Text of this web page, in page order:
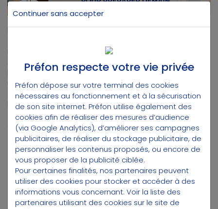
Dans cet épisode, Christian Carrega, Directeur
Préfon Retraite : son fonctionnement, ses garanties,
ses avantages fiscaux et la façon dont il répond aux
besoins spécifiques des agents publics, confrontés à
une baisse de revenus au moment de la retraite.
En moins de 20 minutes, il offre un éclairage clair et
concret pour mieux comprendre les atouts d’une
épargne dédiée, responsable et sécurisée.
Continuer sans accepter
Préfon respecte votre vie privée
Préfon dépose sur votre terminal des cookies
nécessaires au fonctionnement et à la sécurisation
de son site internet. Préfon utilise également des
cookies afin de réaliser des mesures d’audience
(via Google Analytics), d’améliorer ses campagnes
publicitaires, de réaliser du stockage publicitaire, de
personnaliser les contenus proposés, ou encore de
vous proposer de la publicité ciblée.
Pour certaines finalités, nos partenaires peuvent
utiliser des cookies pour stocker et accéder à des
informations vous concernant. Voir la liste des
partenaires utilisant des cookies sur le site de